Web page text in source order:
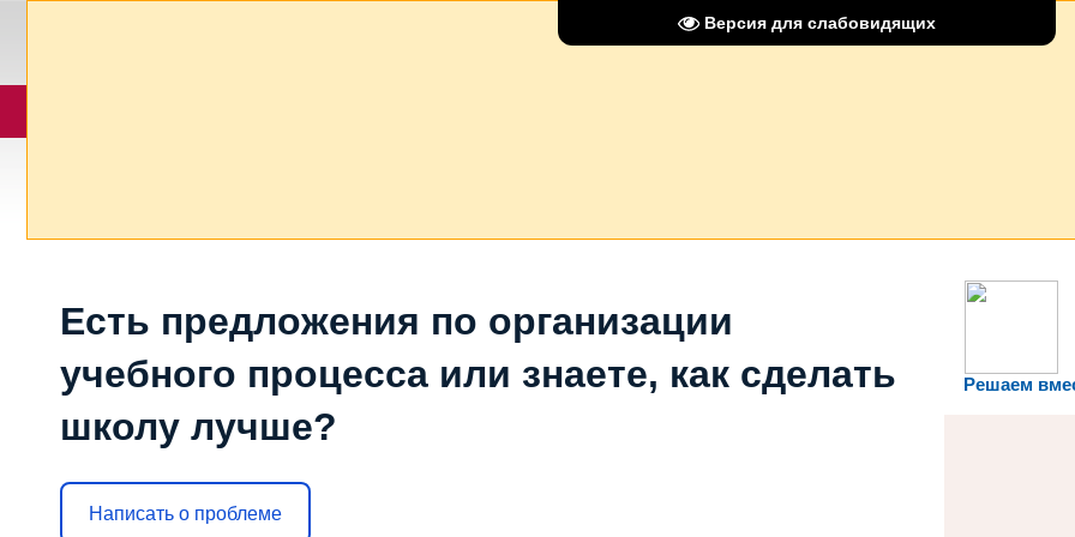
Версия для слабовидящих
Решаем
Есть предложения по организации
учебного процесса или знаете, как сделать
школу лучше?
Написать о проблеме